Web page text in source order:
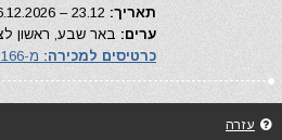
תאריך:
ערים: באר שבע, ראשון
כרטיסים למכירה: מ-166 עד 296 ש״ח
עזרה